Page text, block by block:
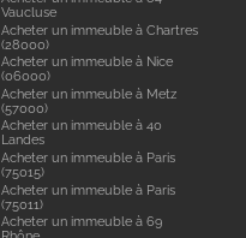
Vaucluse
Acheter un immeuble à Chartres
(28000)
Acheter un immeuble à Nice
(06000)
Acheter un immeuble à Metz
(57000)
Acheter un immeuble à 40
Landes
Acheter un immeuble à Paris
(75015)
Acheter un immeuble à Paris
(75011)
Acheter un immeuble à 69